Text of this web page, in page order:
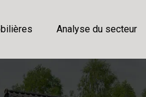
Analyse du secteur